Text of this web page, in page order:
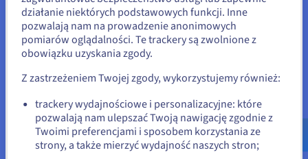
Wydaje się, że znajdujesz się w
Stany Zjednoczone
Jeśli chcesz złożyć zamówienie w Stany Zjednoczone, wyszukaj
Go to Stany Zjednoczone website
us.ovhcloud.com/
Angielski USD - $
lub
działanie niektórych podstawowych funkcji. Inne
pozwalają nam na prowadzenie anonimowych
pomiarów oglądalności. Te trackery są zwolnione z
obowiązku uzyskania zgody.
Z zastrzeżeniem Twojej zgody, wykorzystujemy również:
trackery wydajnościowe i personalizacyjne: które
pozwalają nam ulepszać Twoją nawigację zgodnie z
Twoimi preferencjami i sposobem korzystania ze
strony, a także mierzyć wydajność naszych stron;